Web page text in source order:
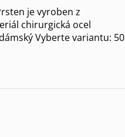
je vyroben z
chirurgická ocel
Vyberte variantu: 50